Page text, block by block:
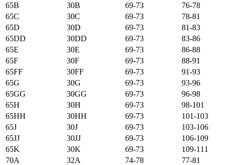
65B
30B 69-73
76-78
65C
30C 69-73
78-81
65D
30D 69-73
81-83
65DD
30DD 69-73
83-86
65E
30E 69-73
86-88
65F
30F 69-73
88-91
65FF
30FF 69-73
91-93
65G
30G 69-73
93-96
65GG
30GG 69-73
96-98
65H
30H 69-73
98-101
65HH
30HH 69-73
101-103
65J
30J 69-73
103-106
65JJ
30JJ 69-73
106-109
65K
30K 69-73
109-111
70А
32А 74-78
77-81